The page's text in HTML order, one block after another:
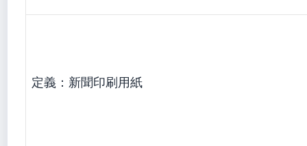
定義：新聞印刷用紙